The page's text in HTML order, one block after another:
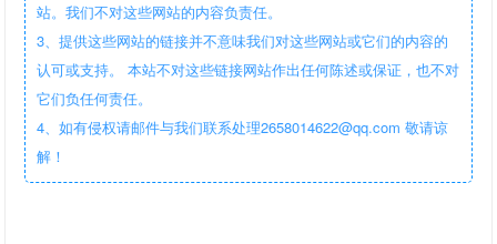
站。我们不对这些网站的内容负责任。
3、提供这些网站的链接并不意味我们对这些网站或它们的内容的
认可或支持。 本站不对这些链接网站作出任何陈述或保证，也不对
它们负任何责任。
4、如有侵权请邮件与我们联系处理2658014622@qq.com 敬请谅
解！